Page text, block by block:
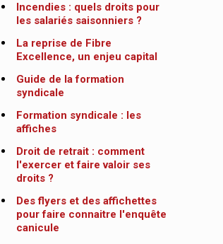
Incendies : quels droits pour
les salariés saisonniers ?
La reprise de Fibre
Excellence, un enjeu capital
Guide de la formation
syndicale
Formation syndicale : les
affiches
Droit de retrait : comment
l'exercer et faire valoir ses
droits ?
Des flyers et des affichettes
pour faire connaitre l'enquête
canicule